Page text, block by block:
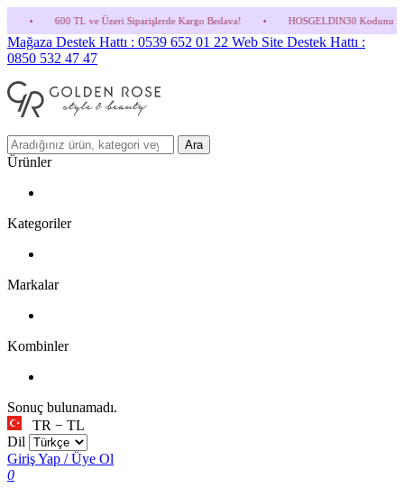
Üzeri Siparişlerde Kargo Bedava! • HOSGELDIN30 Kodunu Kullanmayı Unutma!
Mağaza Destek Hattı : 0539 652 01 22 Web Site Destek Hattı :
0850 532 47 47
Ara
Ürünler
Kategoriler
Markalar
Kombinler
Sonuç bulunamadı.
TR − TL
Dil
Giriş Yap / Üye Ol
0